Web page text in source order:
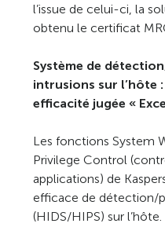
l’issue de celui-ci, la
obtenu le certificat
Système de
intrusions sur l’hôte :
efficacité jugée «
Les fonctions System
Privilege Control
applications) de
efficace de détection/
(HIDS/HIPS) sur l’hôte.